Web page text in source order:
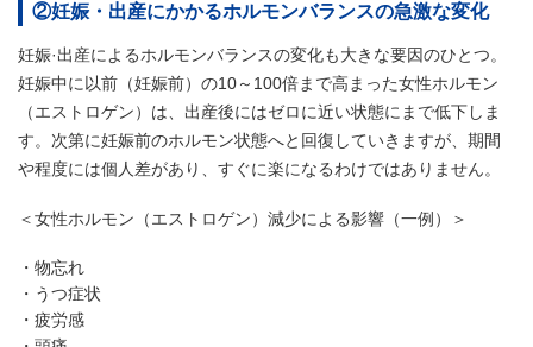
②妊娠・出産にかかるホルモンバランスの急激な変化
妊娠·出産によるホルモンバランスの変化も大きな要因のひとつ。
妊娠中に以前（妊娠前）の10～100倍まで高まった女性ホルモン
（エストロゲン）は、出産後にはゼロに近い状態にまで低下しま
す。次第に妊娠前のホルモン状態へと回復していきますが、期間
や程度には個人差があり、すぐに楽になるわけではありません。
＜女性ホルモン（エストロゲン）減少による影響（一例）＞
物忘れ
うつ症状
疲労感